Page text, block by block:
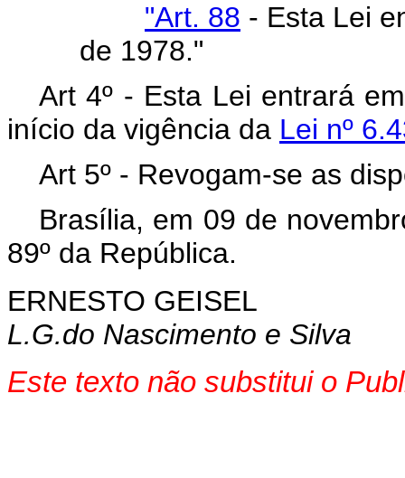
"Art. 88 - Esta Lei
de 1978."
Art 4º - Esta Lei entrará
início da vigência da Lei nº
Art 5º - Revogam-se as
Brasília, em 09 de
89º da República.
ERNESTO GEISEL
L.G.do Nascimento e Silva
Este texto não substitui o